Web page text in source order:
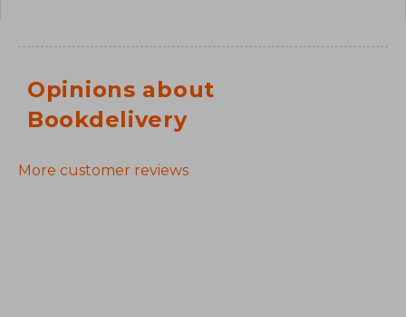
Opinions about
Bookdelivery
More customer reviews